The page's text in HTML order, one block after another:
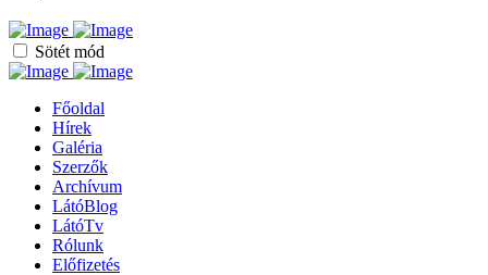
Sötét mód
Főoldal
Hírek
Galéria
Szerzők
Archívum
LátóBlog
LátóTv
Rólunk
Előfizetés